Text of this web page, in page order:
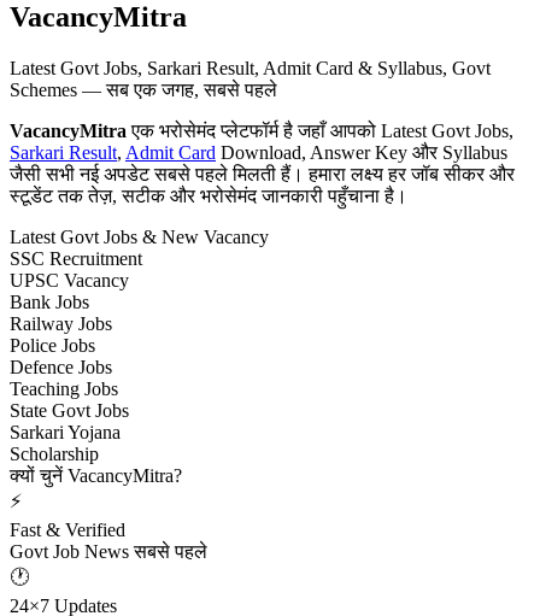
VacancyMitra
Latest Govt Jobs, Sarkari Result, Admit Card & Syllabus, Govt
Schemes — सब एक जगह, सबसे पहले
VacancyMitra एक भरोसेमंद प्लेटफॉर्म है जहाँ आपको Latest Govt Jobs,
Sarkari Result, Admit Card Download, Answer Key और Syllabus
जैसी सभी नई अपडेट सबसे पहले मिलती हैं। हमारा लक्ष्य हर जॉब सीकर और
स्टूडेंट तक तेज़, सटीक और भरोसेमंद जानकारी पहुँचाना है।
Latest Govt Jobs & New Vacancy
SSC Recruitment
UPSC Vacancy
Bank Jobs
Railway Jobs
Police Jobs
Defence Jobs
Teaching Jobs
State Govt Jobs
Sarkari Yojana
Scholarship
क्यों चुनें VacancyMitra?
⚡
Fast & Verified
Govt Job News सबसे पहले
🕐
24×7 Updates